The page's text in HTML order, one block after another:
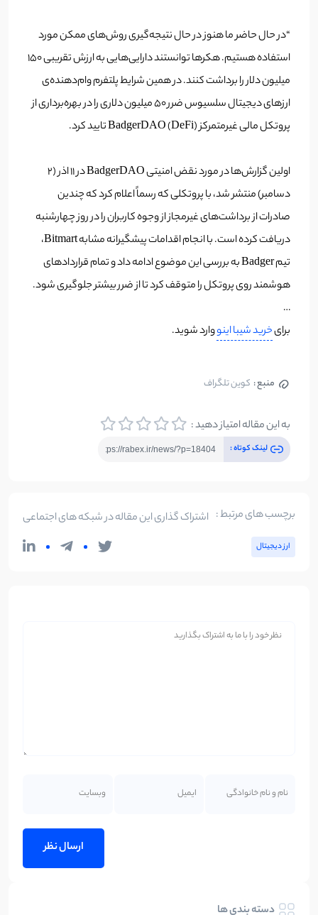
“در حال حاضر ما هنوز در حال نتیجه‌‌گیری روش‌های ممکن مورد
استفاده هستیم. هکرها توانستند دارایی‌هایی به ارزش تقریبی 150
میلیون دلار را برداشت کنند. در همین شرایط پلتفرم وام‌دهنده‌ی
ارزهای دیجیتال سلسیوس ضرر 50 میلیون دلاری را در بهره‌برداری از
پروتکل مالی غیرمتمرکز (DeFi) BadgerDAO تایید کرد.
اولین گزارش‌ها در مورد نقض امنیتی BadgerDAO در 11 اذر (2
دسامبر) منتشر شد، با پروتکلی که رسماً اعلام کرد که چندین
صادرات از برداشت‌های غیرمجاز از وجوه کاربران را در روز چهارشنبه
دریافت کرده است. با انجام اقدامات پیشگیرانه مشابه Bitmart،
تیم Badger به بررسی این موضوع ادامه داد و تمام قراردادهای
هوشمند روی پروتکل را متوقف کرد تا از ضرر بیشتر جلوگیری شود.
…
برایخرید شیبا اینووارد شوید.
منبع : کوین تلگراف
به این مقاله امتیاز دهید :
لینک کوتاه :
برچسب های مرتبط :
ارز دیجیتال
اشتراک گذاری این مقاله در شبکه های اجتماعی
دسته بندی ها